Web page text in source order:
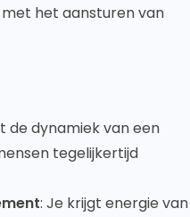
het aansturen van
de dynamiek van een
tegelijkertijd
: Je krijgt energie van